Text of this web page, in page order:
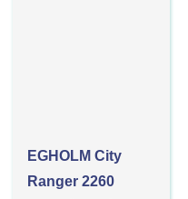
EGHOLM City
Ranger 2260